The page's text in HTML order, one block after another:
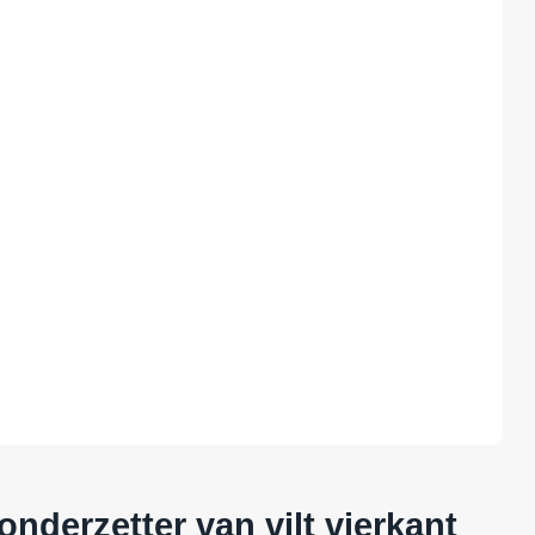
van vilt vierkant